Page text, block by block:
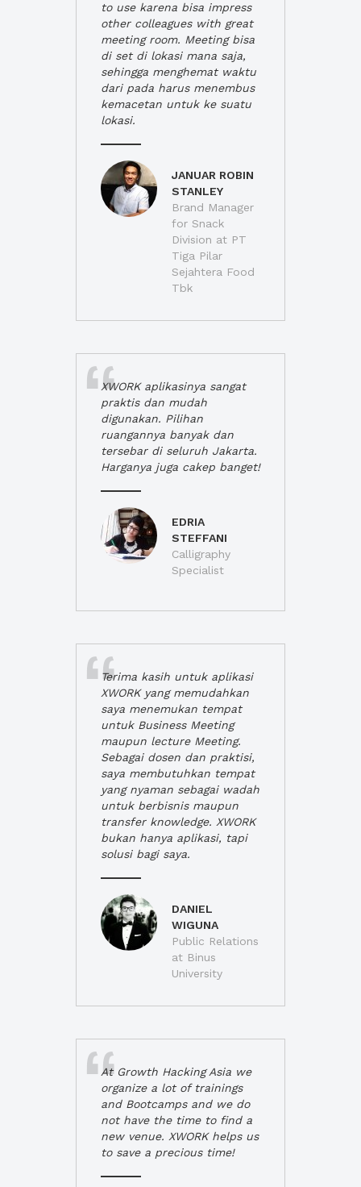
to use karena bisa impress
other colleagues with great
meeting room. Meeting bisa
di set di lokasi mana saja,
sehingga menghemat waktu
dari pada harus menembus
kemacetan untuk ke suatu
lokasi.
JANUAR ROBIN
STANLEY
Brand Manager
for Snack
Division at PT
Tiga Pilar
Sejahtera Food
Tbk
XWORK aplikasinya sangat
praktis dan mudah
digunakan. Pilihan
ruangannya banyak dan
tersebar di seluruh Jakarta.
Harganya juga cakep banget!
EDRIA
STEFFANI
Calligraphy
Specialist
Terima kasih untuk aplikasi
XWORK yang memudahkan
saya menemukan tempat
untuk Business Meeting
maupun lecture Meeting.
Sebagai dosen dan praktisi,
saya membutuhkan tempat
yang nyaman sebagai wadah
untuk berbisnis maupun
transfer knowledge. XWORK
bukan hanya aplikasi, tapi
solusi bagi saya.
DANIEL
WIGUNA
Public Relations
at Binus
University
At Growth Hacking Asia we
organize a lot of trainings
and Bootcamps and we do
not have the time to find a
new venue. XWORK helps us
to save a precious time!